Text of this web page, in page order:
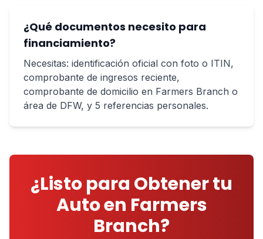
¿Qué documentos necesito para
financiamiento?
Necesitas: identificación oficial con foto o ITIN,
comprobante de ingresos reciente,
comprobante de domicilio en Farmers Branch o
área de DFW, y 5 referencias personales.
¿Listo para Obtener tu
Auto en Farmers
Branch?